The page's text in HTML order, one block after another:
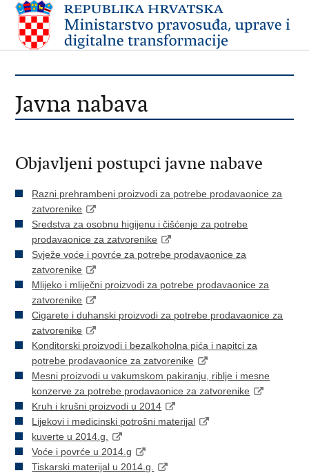
Javna nabava
Objavljeni postupci javne nabave
Razni prehrambeni proizvodi za potrebe prodavaonice za
zatvorenike
Sredstva za osobnu higijenu i čišćenje za potrebe
prodavaonice za zatvorenike
Svježe voće i povrće za potrebe prodavaonice za
zatvorenike
Mlijeko i mliječni proizvodi za potrebe prodavaonice za
zatvorenike
Cigarete i duhanski proizvodi za potrebe prodavaonice za
zatvorenike
Konditorski proizvodi i bezalkoholna pića i napitci za
potrebe prodavaonice za zatvorenike
Mesni proizvodi u vakumskom pakiranju, riblje i mesne
konzerve za potrebe prodavaonice za zatvorenike
Kruh i krušni proizvodi u 2014
Lijekovi i medicinski potrošni materijal
kuverte u 2014.g.
Voće i povrće u 2014.g
Tiskarski materijal u 2014.g.